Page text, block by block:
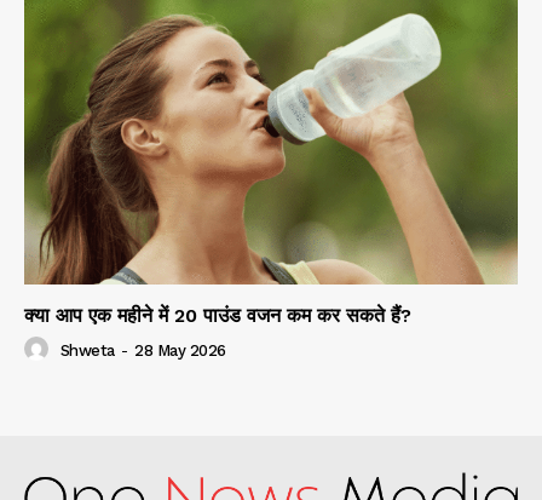
क्या आप एक महीने में 20 पाउंड वजन कम कर सकते हैं?
Shweta - 28 May 2026